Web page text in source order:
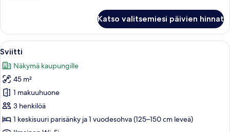
comfort-
huone
Katso valitsemiesi päivien hinnat
Avaa
kaikki
huonetyypin
Sviitti
kuvat
Hotellihuone, jossa on sohva, kaksi
8
Sviitti
Näkymä kaupungille
45 m²
1 makuuhuone
3 henkilöä
1 keskisuuri parisänky ja 1 vuodesohva (125–150 cm leveä)